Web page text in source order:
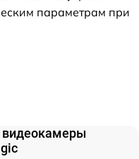
параметрам при
видеокамеры